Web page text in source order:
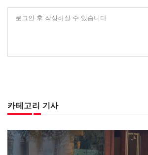
로그인 후 작성하실 수 있습니다
카테고리 기사